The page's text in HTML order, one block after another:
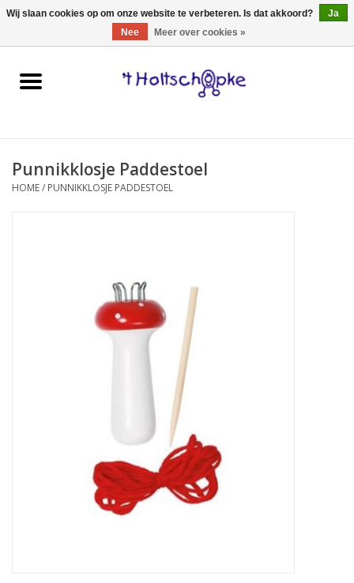
0 Artikelen - €0,00
Home
spellen
Punnikklosje Paddestoel
HOME/ PUNNIKKLOSJE PADDESTOEL
Wij slaan cookies op om onze website te verbeteren. Is dat akkoord?
Ja
Nee
Meer over cookies »